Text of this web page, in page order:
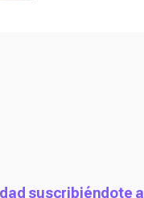
suscribiéndote a